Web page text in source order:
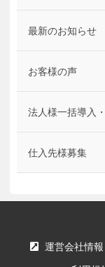
最新のお知らせ
お客様の声
法人様一括導入
仕入先様募集
運営会社情報